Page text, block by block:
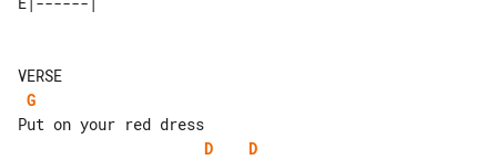
G
D
D